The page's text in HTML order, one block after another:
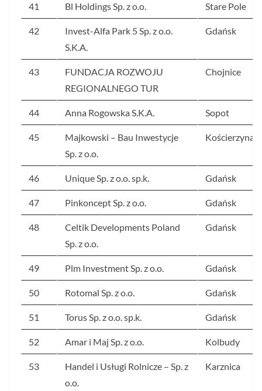
41 Bl Holdings Sp. z o.o. Stare Pole
42
Invest-Alfa Park 5 Sp. z o.o.
S.K.A.
Gdańsk
43
FUNDACJA ROZWOJU
REGIONALNEGO TUR
Chojnice
44 Anna Rogowska S.K.A. Sopot
45
Majkowski – Bau Inwestycje
Sp. z o.o.
Kościerzyna
46 Unique Sp. z o.o. sp.k. Gdańsk
47 Pinkoncept Sp. z o.o. Gdańsk
48
Celtik Developments Poland
Sp. z o.o.
Gdańsk
49 Plm Investment Sp. z o.o. Gdańsk
50 Rotomal Sp. z o.o. Gdańsk
51 Torus Sp. z o.o. sp.k. Gdańsk
52 Amar i Maj Sp. z o.o. Kolbudy
53
Handel i Usługi Rolnicze – Sp. z
o.o.
Karznica